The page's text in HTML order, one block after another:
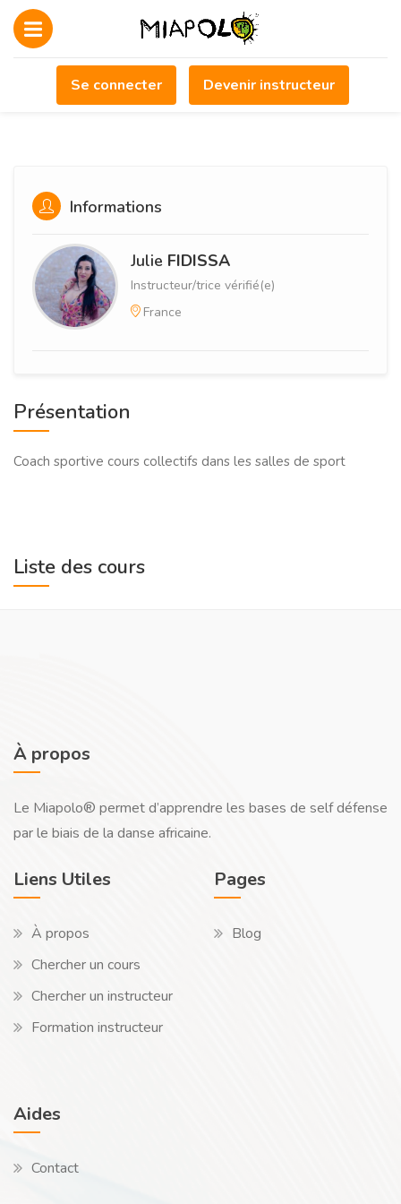
Se connecter Devenir instructeur
Informations
Julie FIDISSA
Instructeur/trice vérifié(e)
France
Présentation
Coach sportive cours collectifs dans les salles de sport
Liste des cours
À propos
Le Miapolo® permet d’apprendre les bases de self défense
par le biais de la danse africaine.
Liens Utiles
À propos
Chercher un cours
Chercher un instructeur
Formation instructeur
Pages
Blog
Aides
Contact